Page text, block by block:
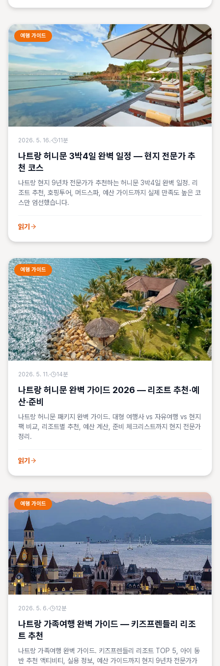
여행 가이드
2026. 5. 16.· 11분
나트랑 허니문 3박4일 완벽 일정 — 현지 전문가 추
천 코스
나트랑 현지 9년차 전문가가 추천하는 허니문 3박4일 완벽 일정. 리
조트 추천, 호핑투어, 머드스파, 예산 가이드까지 실제 만족도 높은 코
스만 엄선했습니다.
읽기
여행 가이드
2026. 5. 11.· 14분
나트랑 허니문 완벽 가이드 2026 — 리조트 추천·예
산·준비
나트랑 허니문 패키지 완벽 가이드. 대형 여행사 vs 자유여행 vs 현지
팩 비교, 리조트별 추천, 예산 계산, 준비 체크리스트까지 현지 전문가
정리.
읽기
여행 가이드
2026. 5. 6.· 12분
나트랑 가족여행 완벽 가이드 — 키즈프렌들리 리조
트 추천
나트랑 가족여행 완벽 가이드. 키즈프렌들리 리조트 TOP 5, 아이 동
반 추천 액티비티, 실용 정보, 예산 가이드까지 현지 9년차 전문가가